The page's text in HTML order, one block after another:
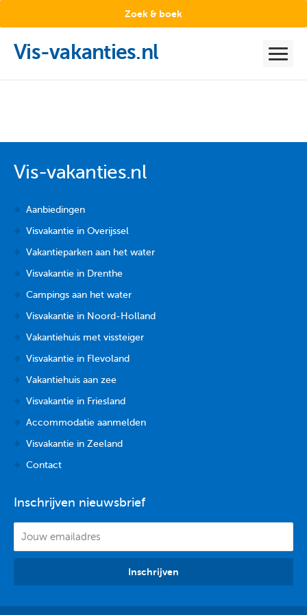
Vis-vakanties.nl
Zoek & boek
Vis-vakanties.nl
Aanbiedingen
Visvakantie in Overijssel
Vakantieparken aan het water
Visvakantie in Drenthe
Campings aan het water
Visvakantie in Noord-Holland
Vakantiehuis met vissteiger
Visvakantie in Flevoland
Vakantiehuis aan zee
Visvakantie in Friesland
Accommodatie aanmelden
Visvakantie in Zeeland
Contact
Inschrijven nieuwsbrief